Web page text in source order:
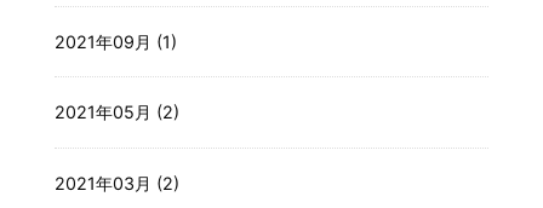
2021年09月 (1)
2021年05月 (2)
2021年03月 (2)